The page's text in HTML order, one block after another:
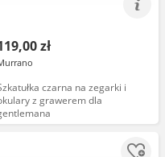
zł
czarna na zegarki i
z grawerem dla